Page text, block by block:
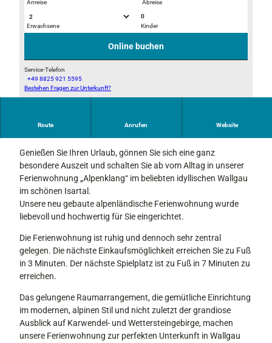
H
e
r
i
e
n
w
o
h
n
u
g
B
a
Anreise Abreise
Erwachsene
0
Kinder
Online buchen
Service-Telefon
+49 8825 921 5595
Bestehen Fragen zur Unterkunft?
Route Anrufen Website
Genießen Sie Ihren Urlaub, gönnen Sie sich eine ganz
besondere Auszeit und schalten Sie ab vom Alltag in unserer
Ferienwohnung „Alpenklang“ im beliebten idyllischen Wallgau
im schönen Isartal.
Unsere neu gebaute alpenländische Ferienwohnung wurde
liebevoll und hochwertig für Sie eingerichtet.
Die Ferienwohnung ist ruhig und dennoch sehr zentral
gelegen. Die nächste Einkaufsmöglichkeit erreichen Sie zu Fuß
in 3 Minuten. Der nächste Spielplatz ist zu Fuß in 7 Minuten zu
erreichen.
Das gelungene Raumarrangement, die gemütliche Einrichtung
im modernen, alpinen Stil und nicht zuletzt der grandiose
Ausblick auf Karwendel- und Wettersteingebirge, machen
unsere Ferienwohnung zur perfekten Unterkunft in Wallgau